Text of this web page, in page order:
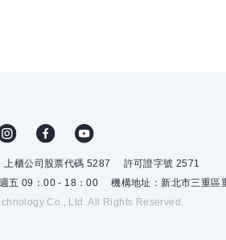
上櫃公司股票代碼 5287
許可證字號 2571
五 09：00 - 18：00
機構地址：新北市三重
Co., Ltd. All Rights Reserved.